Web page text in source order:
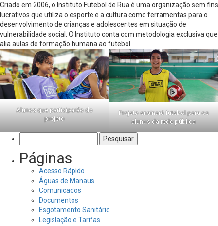
Criado em 2006, o Instituto Futebol de Rua é uma organização sem fins
lucrativos que utiliza o esporte e a cultura como ferramentas para o
desenvolvimento de crianças e adolescentes em situação de
vulnerabilidade social. O Instituto conta com metodologia exclusiva que
alia aulas de formação humana ao futebol.
Alunos que participarão do
projeto
Projeto ensinará futebol para os
alunos da rede pública
por:
Páginas
Acesso Rápido
Águas de Manaus
Comunicados
Documentos
Esgotamento Sanitário
Legislação e Tarifas